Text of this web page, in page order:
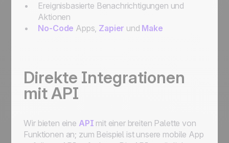
Ereignisbasierte Benachrichtigungen und
Aktionen
No-Code Apps, Zapier und Make
Direkte Integrationen
mit API
Wir bieten eine API mit einer breiten Palette von
Funktionen an; zum Beispiel ist unsere mobile App